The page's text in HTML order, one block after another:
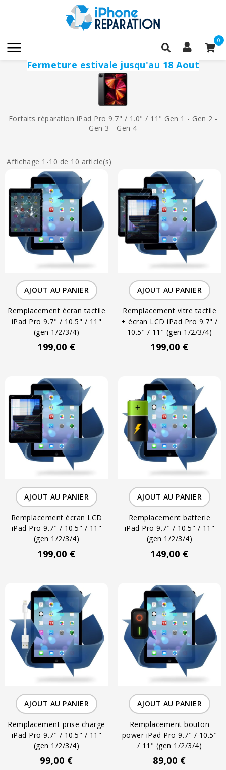
 0
Fermeture estivale jusqu'au 18 Aout
Forfaits réparation iPad Pro 9.7" / 1.0" / 11" Gen 1 - Gen 2 -
Gen 3 - Gen 4
Affichage 1-10 de 10 article(s)
AJOUT AU PANIER
Remplacement écran tactile
iPad Pro 9.7" / 10.5" / 11"
(gen 1/2/3/4)
199,00 €
AJOUT AU PANIER
Remplacement vitre tactile
+ écran LCD iPad Pro 9.7" /
10.5" / 11" (gen 1/2/3/4)
199,00 €
AJOUT AU PANIER
Remplacement écran LCD
iPad Pro 9.7" / 10.5" / 11"
(gen 1/2/3/4)
199,00 €
AJOUT AU PANIER
Remplacement batterie
iPad Pro 9.7" / 10.5" / 11"
(gen 1/2/3/4)
149,00 €
AJOUT AU PANIER
Remplacement prise charge
iPad Pro 9.7" / 10.5" / 11"
(gen 1/2/3/4)
99,00 €
AJOUT AU PANIER
Remplacement bouton
power iPad Pro 9.7" / 10.5"
/ 11" (gen 1/2/3/4)
89,00 €